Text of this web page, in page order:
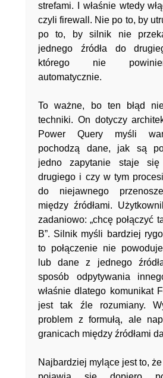
strefami. I właśnie wtedy
czyli firewall. Nie po to, by
po to, by silnik nie
jednego źródła do
którego nie
automatycznie.
To ważne, bo ten błąd
techniki. On dotyczy
Power Query myśli
pochodzą dane, jak są
jedno zapytanie staje
drugiego i czy w tym
do niejawnego
między źródłami.
zadaniowo: „chcę połączyć
B”. Silnik myśli bardziej
to połączenie nie
lub dane z jednego
sposób odpytywania
właśnie dlatego komunikat
jest tak źle rozumiany.
problem z formułą, ale
granicach między źródłami
Najbardziej mylące jest to,